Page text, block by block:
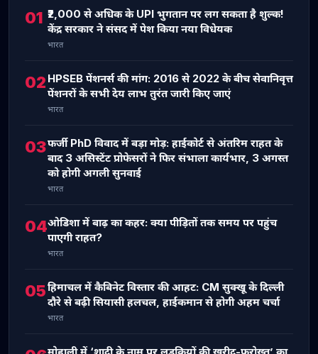
01 ₹2,000 से अधिक के UPI भुगतान पर लग सकता है शुल्क!
केंद्र सरकार ने संसद में पेश किया नया विधेयक
भारत
02 HPSEB पेंशनर्स की मांग: 2016 से 2022 के बीच सेवानिवृत्त
पेंशनरों के सभी देय लाभ तुरंत जारी किए जाएं
भारत
03फर्जी PhD विवाद में बड़ा मोड़: हाईकोर्ट से अंतरिम राहत के
बाद 3 असिस्टेंट प्रोफेसरों ने फिर संभाला कार्यभार, 3 अगस्त
को होगी अगली सुनवाई
भारत
04ओडिशा में बाढ़ का कहर: क्या पीड़ितों तक समय पर पहुंच
पाएगी राहत?
भारत
05हिमाचल में कैबिनेट विस्तार की आहट: CM सुक्खू के दिल्ली
दौरे से बढ़ी सियासी हलचल, हाईकमान से होगी अहम चर्चा
भारत